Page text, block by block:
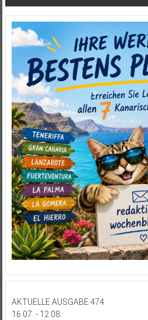
AKTUELLE AUSGABE 474
16.07. - 12.08.